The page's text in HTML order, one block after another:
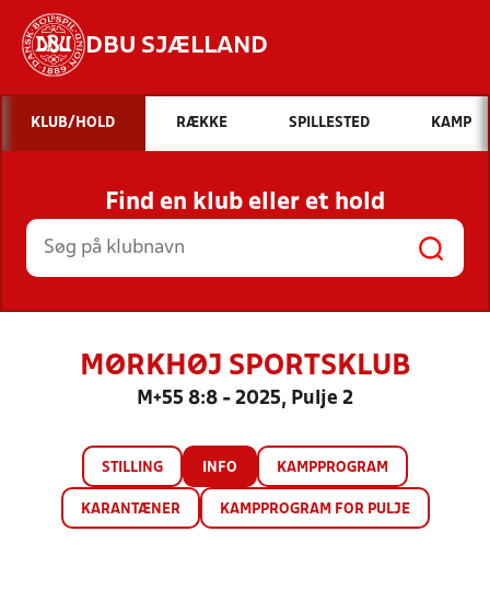
DBU SJÆLLAND
Hvad vil du søge efter?
INDHOLD OG NYHEDER
STILLINGER, RESULTATER, KLUBBER OG
HOLD
KLUB/HOLD RÆKKE SPILLESTED KAMP
Find en klub eller et hold
MØRKHØJ SPORTSKLUB
M+55 8:8 - 2025, Pulje 2
STILLING INFO KAMPPROGRAM
KARANTÆNER KAMPPROGRAM FOR PULJE